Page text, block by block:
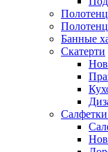
Банные
Скатерти